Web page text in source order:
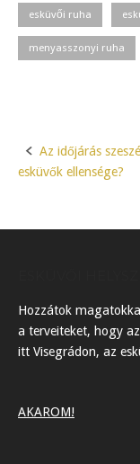
esküvői ruha
menyasszonyi ruha
Post
Az időjárás
esküvők ellensége?
Hozzátok
a terveiteket, hogy
itt Visegrádon, az
AKAROM!